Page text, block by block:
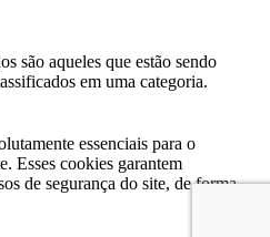
são aqueles que estão sendo
em uma categoria.
essenciais para o
Esses cookies garantem
de segurança do site, de forma